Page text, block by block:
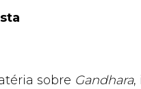
sobre Gandhara,